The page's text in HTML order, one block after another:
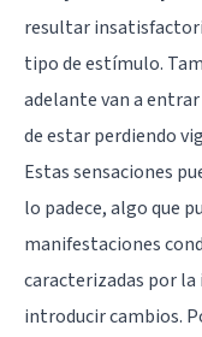
resultar
tipo de estímulo.
adelante van a
de estar perdiendo
Estas sensaciones
lo padece, algo que
manifestaciones
caracterizadas por la
introducir cambios.